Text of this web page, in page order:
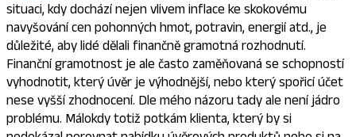
situaci, kdy dochází nejen vlivem inflace ke skokovému
navyšování cen pohonných hmot, potravin, energií atd., je
důležité, aby lidé dělali finančně gramotná rozhodnutí.
Finanční gramotnost je ale často zaměňovaná se schopností
vyhodnotit, který úvěr je výhodnější, nebo který spořicí účet
nese vyšší zhodnocení. Dle mého názoru tady ale není jádro
problému. Málokdy totiž potkám klienta, který by si